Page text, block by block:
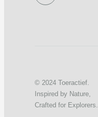
© 2024 Toeractief.
Inspired by Nature,
Crafted for Explorers.